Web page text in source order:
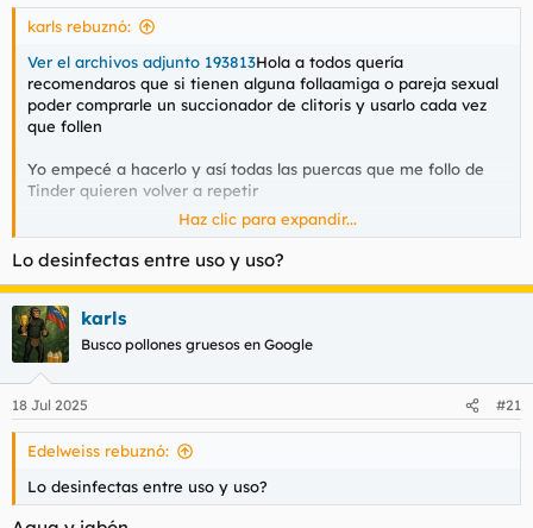
s
karls rebuznó:
Ver el archivos adjunto 193813Hola a todos quería
recomendaros que si tienen alguna follaamiga o pareja sexual
poder comprarle un succionador de clitoris y usarlo cada vez
que follen
Yo empecé a hacerlo y así todas las puercas que me follo de
Tinder quieren volver a repetir
Se vuelven como locas y piden más verga a gritos además de
que no tienes preocuparte si se corren o no por qué el
Yo incluso tengo uno solo y lo uso con varias chicas con la
excusa de que mejor lo guardo en mi casa más seguro y si me
preguntan por qué estaba abierto les digo que solo abrí la caja
por curiosidad
Haz clic para expandir...
Lo desinfectas entre uso y uso?
karls
Busco pollones gruesos en Google
18 Jul 2025 #21
Edelweiss rebuznó:
Lo desinfectas entre uso y uso?